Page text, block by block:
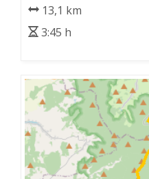
13,1 km
3:45 h